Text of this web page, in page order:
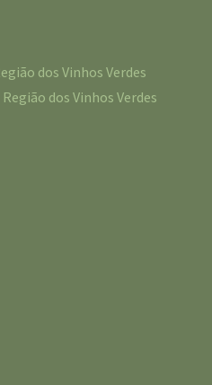
dos Vinhos Verdes
dos Vinhos Verdes